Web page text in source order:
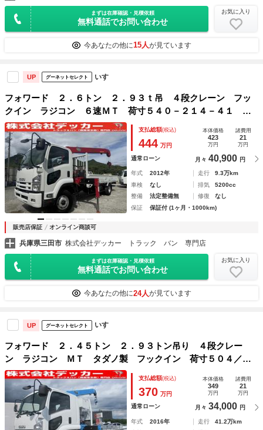
まずは在庫確認・見積依頼
無料通話でお問い合わせ
お気に入り
今あなたの他に15人が見ています
UP グーネットセレクト いすゞ
フォワード ２．６トン ２．９３ｔ吊 ４段クレーン フッ
クイン ラジコン ６速ＭＴ 荷寸５４０－２１４－４１ 古
河ユニック製 ロープ穴４対 ＥＴＣ 左電格ミラー 坂道発
進補助装置 中型免許 ４トン クレーン ３ｔ ３Ｔ ★
縦ネタ／横ネタ潰れなし！横ネタは鉄ネタ！
支払総額(税込)
444 万円
本体価格
423
万円
諸費用
21
万円
通常ローン 月々 40,900 円
年式 2012年 走行
9.3万km
車検
なし 排気
5200cc
整備
法定整備無 修復
なし
保証
保証付 (1ヶ月・1000km)
販売店保証 オンライン商談可
兵庫県三田市 株式会社デッカー トラック バン 専門店
まずは在庫確認・見積依頼
無料通話でお問い合わせ
お気に入り
今あなたの他に24人が見ています
UP グーネットセレクト いすゞ
フォワード ２．４５トン ２．９３トン吊り ４段クレー
ン ラジコン ＭＴ タダノ製 フックイン 荷寸５０４／２
１３／２１ エアサス ベッド ６速ＭＴ ＥＴＣ 床板アピ
トン 床フック５対 ロープ穴５対／後２箇所 坂道発進補助
装置 ３トン ３ｔ ３Ｔ ４トン ４トンクレーン
支払総額(税込)
370 万円
本体価格
349
万円
諸費用
21
万円
通常ローン 月々 34,000 円
年式 2016年 走行
41.2万km